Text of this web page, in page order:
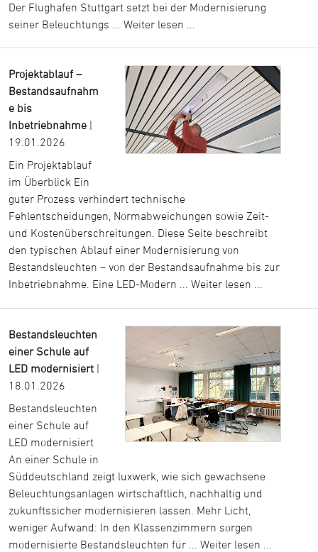
Der Flughafen Stuttgart setzt bei der Modernisierung
seiner Beleuchtungs ... Weiter lesen ...
Projektablauf –
Bestandsaufnahm
e bis
Inbetriebnahme
19.01.2026
Ein Projektablauf
im Überblick Ein
guter Prozess verhindert technische
Fehlentscheidungen, Normabweichungen sowie Zeit-
und Kostenüberschreitungen. Diese Seite beschreibt
den typischen Ablauf einer Modernisierung von
Bestandsleuchten – von der Bestandsaufnahme bis zur
Inbetriebnahme. Eine LED-Modern ... Weiter lesen ...
Bestandsleuchten
einer Schule auf
LED modernisiert |
18.01.2026
Bestandsleuchten
einer Schule auf
LED modernisiert
An einer Schule in
Süddeutschland zeigt luxwerk, wie sich gewachsene
Beleuchtungsanlagen wirtschaftlich, nachhaltig und
zukunftssicher modernisieren lassen. Mehr Licht,
weniger Aufwand: In den Klassenzimmern sorgen
modernisierte Bestandsleuchten für ... Weiter lesen ...